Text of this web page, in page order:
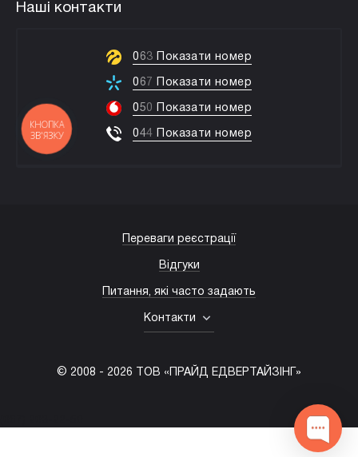
Наші контакти
063 Показати номер
06 7 Показати номер
050 Показати номер
044 Показати номер
© 2008 - 2026 ТОВ «ПРАЙД ЕДВЕРТАЙЗІНГ»
Переваги реєстрації
Відгуки
Питання, які часто задають
Контакти
КНОПКА
ЗВ'ЯЗКУ